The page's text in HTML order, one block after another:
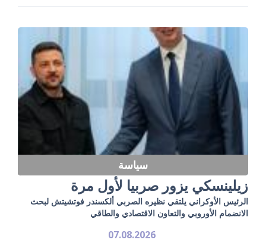
سياسة
زيلينسكي يزور صربيا لأول مرة
الرئيس الأوكراني يلتقي نظيره الصربي ألكسندر فوتشيتش لبحث
الانضمام الأوروبي والتعاون الاقتصادي والطاقي
07.08.2026